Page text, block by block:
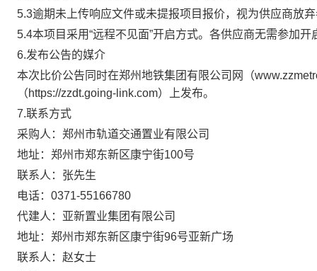
5.3逾期未上传响应文件或未提报项目报价，视为供应商放
5.4本项目采用“远程不见面”开启方式。各供应商无需参加
6.发布公告的媒介
本次比价公告同时在郑州地铁集团有限公司网（
（https://zzdt.going-link.com）上发布。
7.联系方式
采购人：郑州市轨道交通置业有限公司
地址： 郑州市郑东新区康宁街100号
联系人：张先生
电话： 0371-55166780
代建人：亚新置业集团有限公司
地址：郑州市郑东新区康宁街96号亚新广场
联系人：赵女士